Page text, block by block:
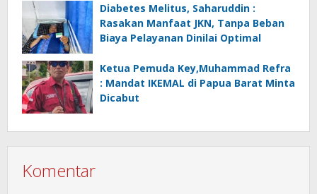
Diabetes Melitus, Saharuddin :
Rasakan Manfaat JKN, Tanpa Beban
Biaya Pelayanan Dinilai Optimal
Ketua Pemuda Key,Muhammad Refra
: Mandat IKEMAL di Papua Barat Minta
Dicabut
Komentar